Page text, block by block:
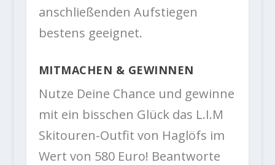
anschließenden Aufstiegen
bestens geeignet.
MITMACHEN & GEWINNEN
Nutze Deine Chance und gewinne
mit ein bisschen Glück das L.I.M
Skitouren-Outfit von Haglöfs im
Wert von 580 Euro! Beantworte